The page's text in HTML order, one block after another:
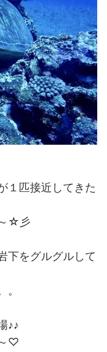
１匹接近してきた
☆彡
下をグルグルして
♪♪
♡